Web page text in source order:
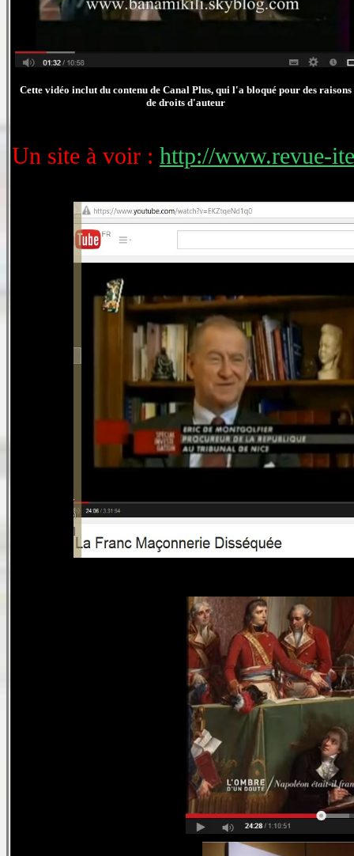
Cette vidéo inclut du contenu de Canal Plus, qui l'a bloqué pour des raisons
de droits d'auteur
Un site à voir : http://www.revue-